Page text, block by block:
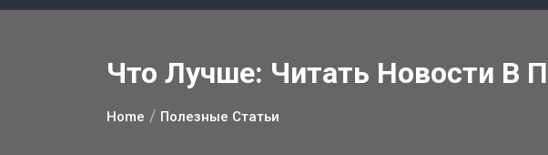
Что Лучше: Читать Новости В
Home Полезные Статьи